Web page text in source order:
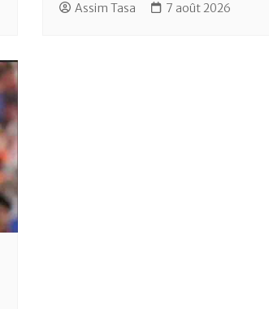
Assim Tasa 7 août 2026